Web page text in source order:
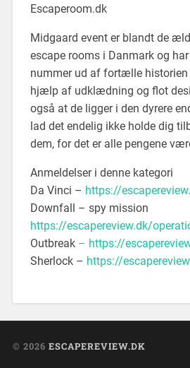
Escaperoom.dk
Midgaard event er blandt de
escape rooms i Danmark og
nummer ud af fortælle historien
hjælp af udklædning og flot
også at de ligger i den dyrere
lad det endelig ikke holde dig
dem, for det er alle pengene
Anmeldelser i denne kategori
Da Vinci – https://
Downfall – spy mission
https://escapereview.dk/
Outbreak – https://
Sherlock – https://
© 2026 ESCAPEREVIEW.DK